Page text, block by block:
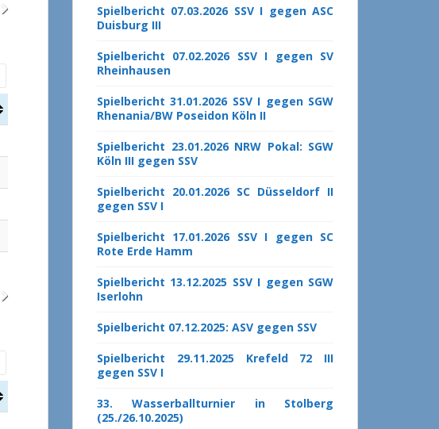
Spielbericht 07.03.2026 SSV I gegen ASC
Duisburg III
Spielbericht 07.02.2026 SSV I gegen SV
Rheinhausen
Spielbericht 31.01.2026 SSV I gegen SGW
Rhenania/BW Poseidon Köln II
Spielbericht 23.01.2026 NRW Pokal: SGW
Köln III gegen SSV
Spielbericht 20.01.2026 SC Düsseldorf II
gegen SSV I
Spielbericht 17.01.2026 SSV I gegen SC
Rote Erde Hamm
Spielbericht 13.12.2025 SSV I gegen SGW
Iserlohn
Spielbericht 07.12.2025: ASV gegen SSV
Spielbericht 29.11.2025 Krefeld 72 III
gegen SSV I
33. Wasserballturnier in Stolberg
(25./26.10.2025)